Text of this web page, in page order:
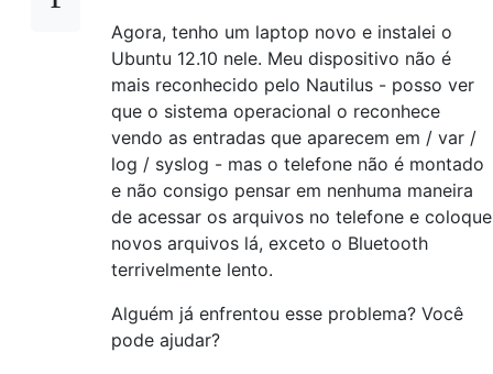
Agora, tenho um laptop novo e instalei o
Ubuntu 12.10 nele. Meu dispositivo não é
mais reconhecido pelo Nautilus - posso ver
que o sistema operacional o reconhece
vendo as entradas que aparecem em / var /
log / syslog - mas o telefone não é montado
e não consigo pensar em nenhuma maneira
de acessar os arquivos no telefone e coloque
novos arquivos lá, exceto o Bluetooth
terrivelmente lento.
Alguém já enfrentou esse problema? Você
pode ajudar?